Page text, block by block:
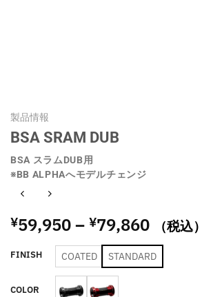
製品情報
BSA SRAM DUB
BSA スラムDUB用
※BB ALPHAへモデルチェンジ
¥59,950– ¥79,860価
格
帯:
¥59,950
（税込）
FINISH COATED STANDARD
COLOR